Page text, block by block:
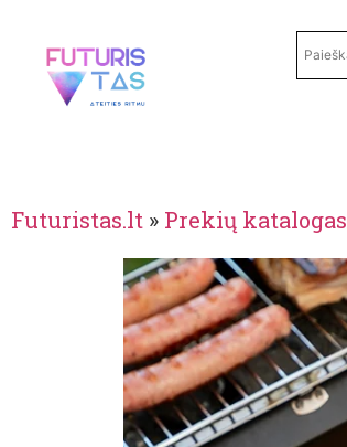
Futuristas.lt » Prekių katalogas